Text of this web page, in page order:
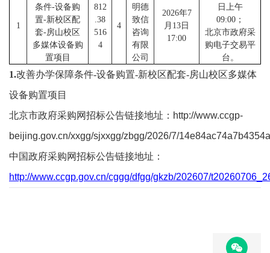
设
置
招
生
1
条件-设备购
置-新校区配
套-房山校区
多媒体设备购
置项目
812
.38
516
4
4
明德
致信
咨询
有限
公司
2026年7
月13日
17:00
日上午
09:00；
北京市政府采
购电子交易平
台。
1.改善办学保障条件-设备购置-新校区配套-房山校区多媒体
设备购置项目
北京市政府采购网招标公告链接地址： http://www.ccgp-
beijing.gov.cn/xxgg/sjxxgg/zbgg/2026/7/
中国政府采购网招标公告链接地址：
http://www.ccgp.gov.cn/cggg/dfgg/gkzb/202607/